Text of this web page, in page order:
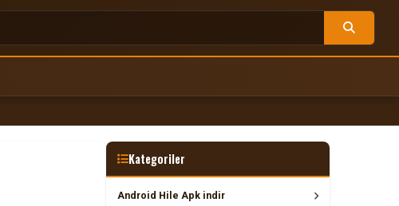
Kategoriler
Android Hile Apk indir